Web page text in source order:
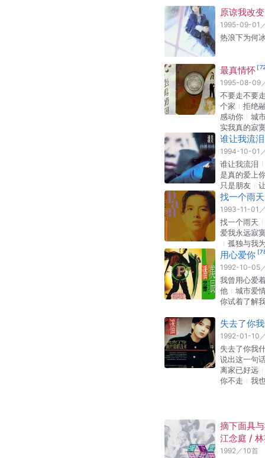
原谅我改
1995-09-01
热浪下为何
最真情怀 [
1995-08-09
不要走不要
个家
拒绝
感动你
城
实我真的寂
谁让我流泪
1994-10-01
谁让我流泪
是真的爱上
只是朋友
找一个雨天
1993-11-01
找一个雨天
爱我永远寂
孤独与我
用心爱你 [
1992-10-05
我曾用心爱
他
城市爱
你试着了解
失去了你
1992-01-10
失去了你我
说出这一句
离家已好远
你不走
我
摘下面具
江念庭 /
1992／10首